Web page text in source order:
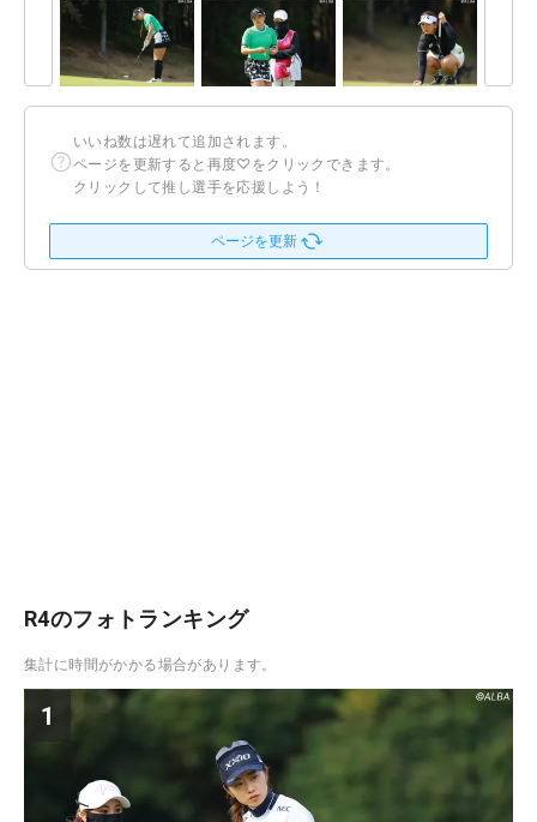
いいね数は遅れて追加されます。
ページを更新すると再度♡をクリックできます。
クリックして推し選手を応援しよう！
ページを更新
R4のフォトランキング
集計に時間がかかる場合があります。
1